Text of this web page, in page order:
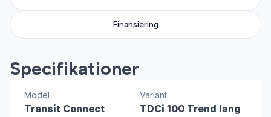
Finansiering
Specifikationer
Model
Transit Connect
Variant
TDCi 100 Trend lang